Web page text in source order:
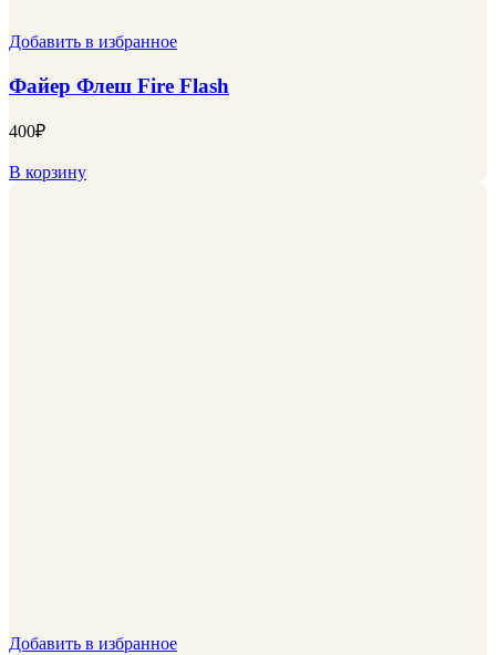
Добавить в избранное
Файер Флеш Fire Flash
400₽
В корзину
Добавить в избранное